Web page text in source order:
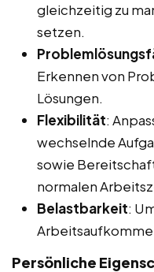
gleichzeitig zu
setzen.
Erkennen von
Lösungen.
Flexibilität:
wechselnde
sowie
normalen
Belastbarkeit:
Persönliche